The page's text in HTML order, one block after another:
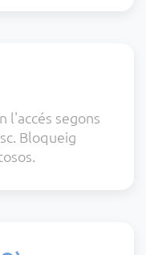
l'accés segons
Bloqueig